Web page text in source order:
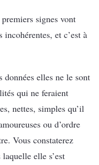
signes vont
et c’est à
données elles ne le sont
qui ne feraient
nettes, simples qu’il
ou d’ordre
Vous constaterez
elle s’est